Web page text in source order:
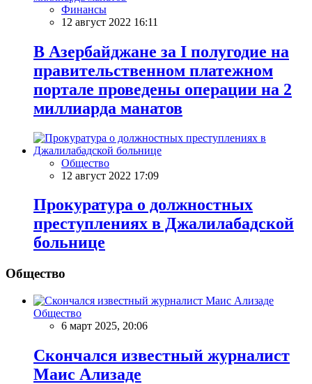
Финансы
12 август 2022 16:11
В Азербайджане за I полугодие на
правительственном платежном
портале проведены операции на 2
миллиарда манатов
Общество
12 август 2022 17:09
Прокуратура о должностных
преступлениях в Джалилабадской
больнице
Общество
Общество
6 март 2025, 20:06
Скончался известный журналист
Маис Ализаде